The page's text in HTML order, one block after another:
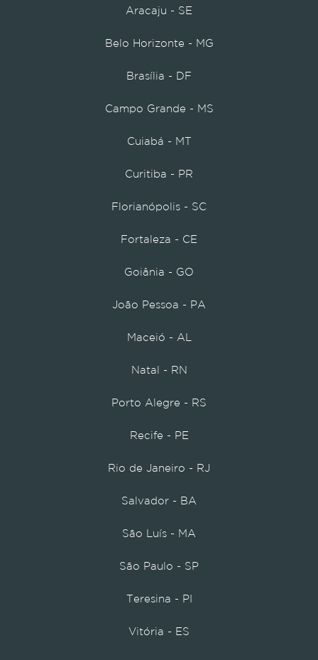
Aracaju - SE
Belo Horizonte - MG
Brasília - DF
Campo Grande - MS
Cuiabá - MT
Curitiba - PR
Florianópolis - SC
Fortaleza - CE
Goiânia - GO
João Pessoa - PA
Maceió - AL
Natal - RN
Porto Alegre - RS
Recife - PE
Rio de Janeiro - RJ
Salvador - BA
São Luís - MA
São Paulo - SP
Teresina - PI
Vitória - ES